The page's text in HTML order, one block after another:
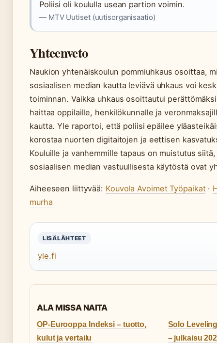
Poliisi oli koululla usean partion voimin.
— MTV Uutiset (uutisorganisaatio)
Yhteenveto
Naukion yhtenäiskoulun pommiuhkaus osoittaa,
sosiaalisen median kautta leviävä uhkaus voi
toiminnan. Vaikka uhkaus osoittautui
haittaa oppilaille, henkilökunnalle ja
kautta. Yle raportoi, että poliisi epäilee
korostaa nuorten digitaitojen ja eettisen
Kouluille ja vanhemmille tapaus on muistutus
sosiaalisen median vastuullisesta käytöstä ovat
Aiheeseen liittyvää: Kouvola Avoimet Työpaikat·
murha
LISÄLÄHTEET
yle.fi
ALA MISSA NAITA
OP-Eurooppa Indeksi – tuotto,
kulut ja vertailu
Solo
– julkaisu